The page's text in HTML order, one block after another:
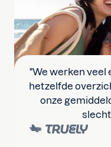
"We werken veel
hetzelfde
onze